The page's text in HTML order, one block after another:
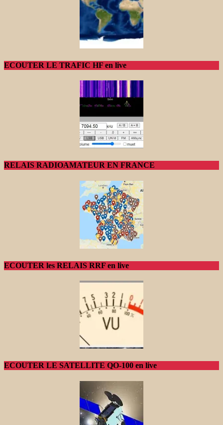
ECOUTER LE TRAFIC HF en live
RELAIS RADIOAMATEUR EN FRANCE
ECOUTER les RELAIS RRF en live
ECOUTER LE SATELLITE QO-100 en live